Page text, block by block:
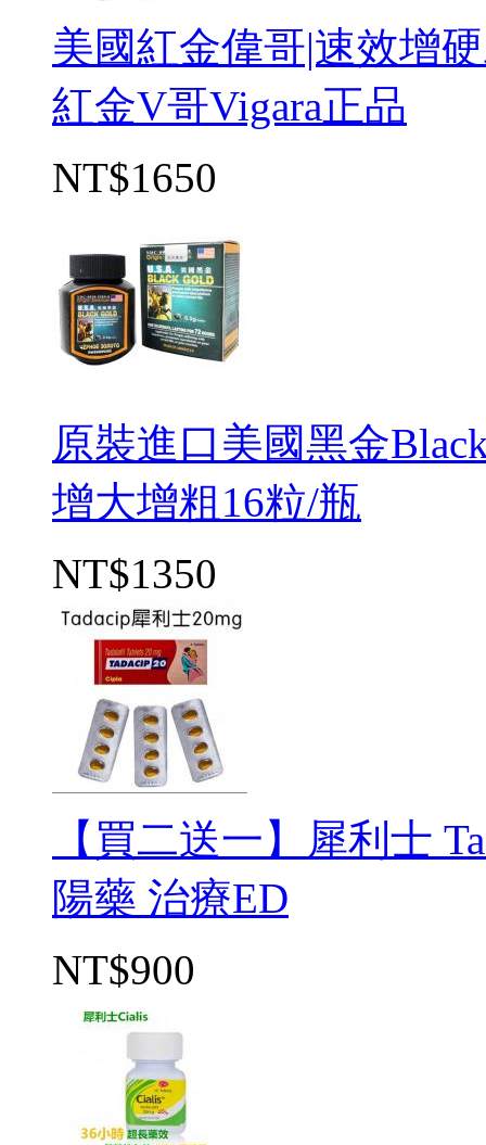
美國紅金偉哥|速效增
紅金V哥Vigara正品
NT$1650
原裝進口美國黑金
增大增粗16粒/瓶
NT$1350
【買二送一】犀利士
陽藥 治療ED
NT$900